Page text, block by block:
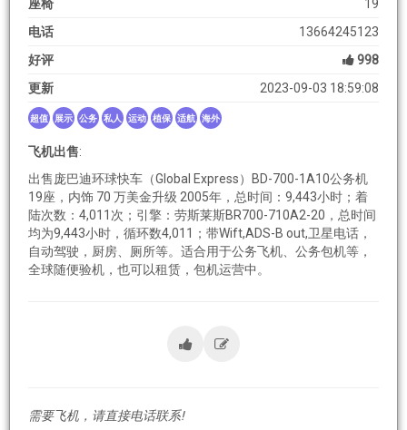
座椅
19
电话
13664245123
好评
998
更新
2023-09-03 18:59:08
超值 展示 公务 私人 运动 植保 适航 海外
飞机出售:
出售庞巴迪环球快车（Global Express）BD-700-1A10公务机
19座，内饰 70 万美金升级 2005年，总时间：9,443小时；着
陆次数：4,011次；引擎：劳斯莱斯BR700-710A2-20，总时间
均为9,443小时，循环数4,011；带Wift,ADS-B out,卫星电话，
自动驾驶，厨房、厕所等。适合用于公务飞机、公务包机等，
全球随便验机，也可以租赁，包机运营中。
需要飞机，请直接电话联系!